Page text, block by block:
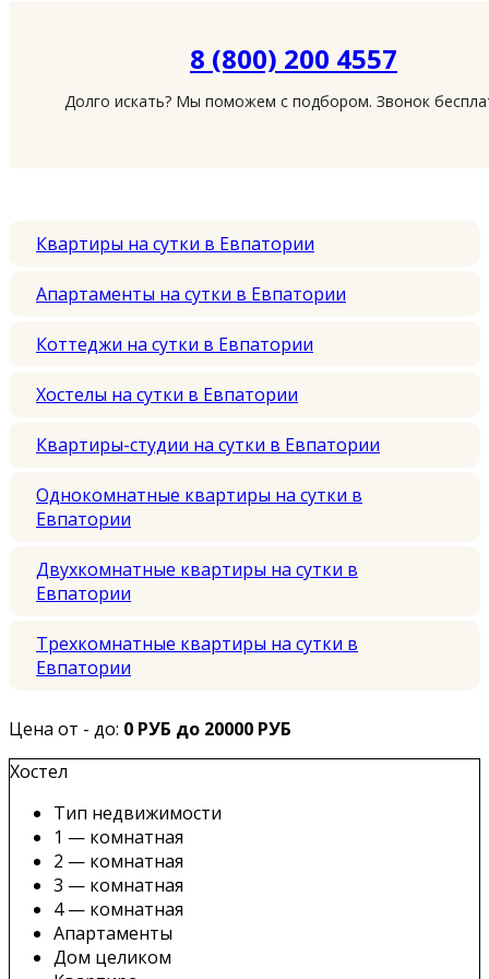
8 (800) 200 4557
Долго искать? Мы поможем с подбором. Звонок
Квартиры на сутки в Евпатории
Апартаменты на сутки в Евпатории
Коттеджи на сутки в Евпатории
Хостелы на сутки в Евпатории
Квартиры-студии на сутки в Евпатории
Однокомнатные квартиры на сутки в
Евпатории
Двухкомнатные квартиры на сутки в
Евпатории
Трехкомнатные квартиры на сутки в
Евпатории
Цена от - до: 0 РУБ до 20000 РУБ
Хостел
Тип недвижимости
1 — комнатная
2 — комнатная
3 — комнатная
4 — комнатная
Апартаменты
Дом целиком